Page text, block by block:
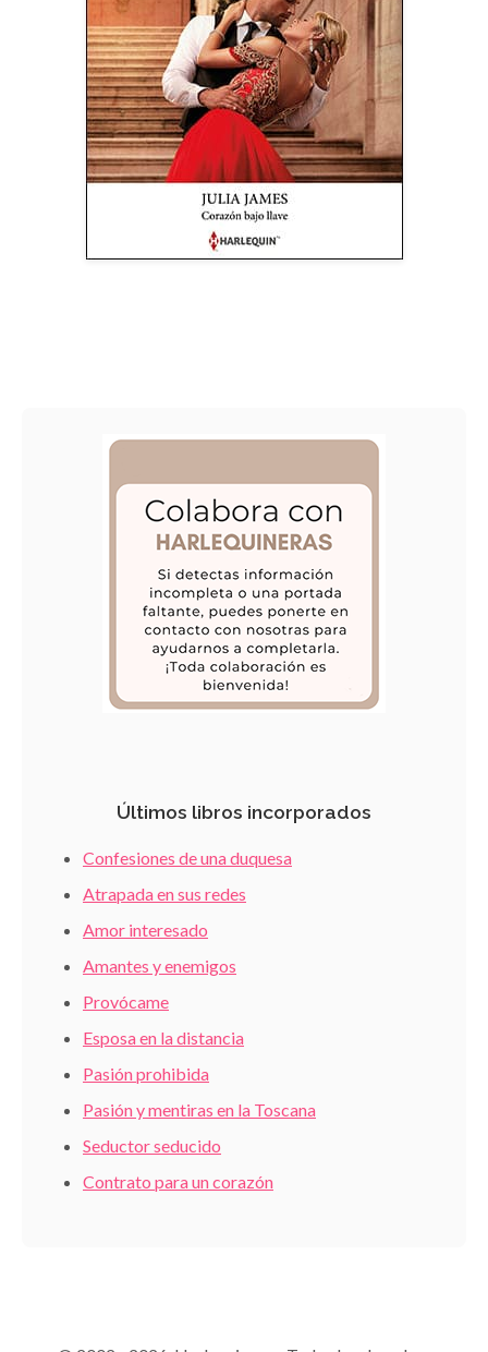
Últimos libros incorporados
Confesiones de una duquesa
Atrapada en sus redes
Amor interesado
Amantes y enemigos
Provócame
Esposa en la distancia
Pasión prohibida
Pasión y mentiras en la Toscana
Seductor seducido
Contrato para un corazón